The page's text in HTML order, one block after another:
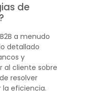
de
a menudo
detallado
y
al cliente sobre
resolver
eficiencia.